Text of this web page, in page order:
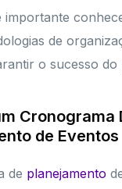
importante
de
o sucesso do
Cronograma
de Eventos
de planejamento